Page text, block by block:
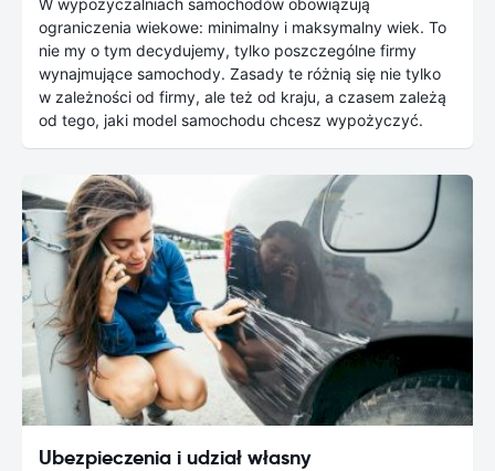
W wypożyczalniach samochodów obowiązują
ograniczenia wiekowe: minimalny i maksymalny wiek. To
nie my o tym decydujemy, tylko poszczególne firmy
wynajmujące samochody. Zasady te różnią się nie tylko
w zależności od firmy, ale też od kraju, a czasem zależą
od tego, jaki model samochodu chcesz wypożyczyć.
Ubezpieczenia i udział własny